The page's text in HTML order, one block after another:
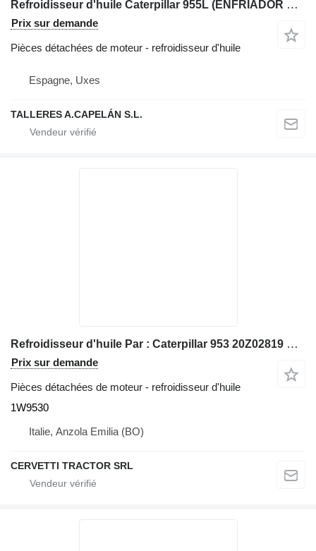
Refroidisseur d'huile Caterpillar 955L (ENFRIADOR DE ACEITE) pour chargeuse sur chenilles Caterpillar 955L
Prix sur demande
Pièces détachées de moteur - refroidisseur d'huile
Espagne, Uxes
TALLERES A.CAPELÁN S.L.
Refroidisseur d'huile Par : Caterpillar 953 20Z02819 Radiateur 1W9530 pour chargeuse sur chenilles Caterpillar 953
Prix sur demande
Pièces détachées de moteur - refroidisseur d'huile
1W9530
Italie, Anzola Emilia (BO)
CERVETTI TRACTOR SRL